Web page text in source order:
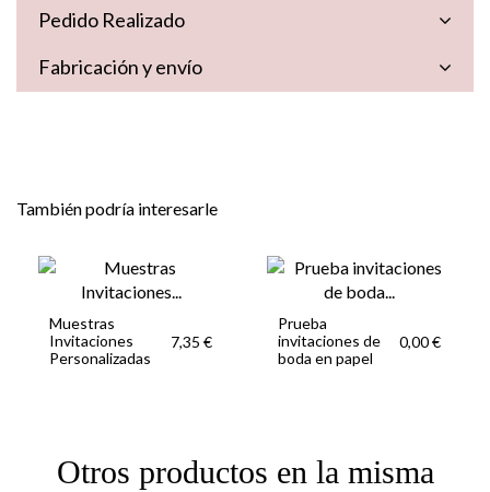
Pedido Realizado
Fabricación y envío
También podría interesarle
Muestras
Invitaciones
Personalizadas
7,35 €
Prueba
invitaciones de
boda en papel
0,00 €
Otros productos en la misma